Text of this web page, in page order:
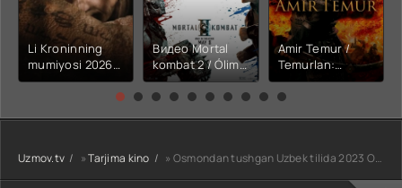
Li Kroninning
mumiyosi 2026
(uzbek tilida
kino) tarjima HD
Видео Mortal
kombat 2 / Ólim
jangi 2 (2026)
Uzbek tilida
Amir Temur /
Temurlan:
Fathchining
yuksalishi
tarjima kino Full
HD tas-ix
Uzmov.tv »Tarjima kino » Osmondan tushgan Uzbek tilida 2023 O'zbekcha tarjima kino HD